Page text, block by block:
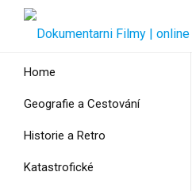
Home
Geografie a Cestování
Historie a Retro
Katastrofické